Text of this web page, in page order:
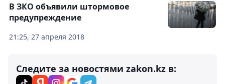
21:25, 27 апреля 2018
В ЗКО объявили штормовое
предупреждение
Следите за новостями zakon.kz в: